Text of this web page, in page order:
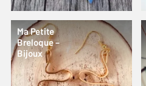
Ma Petite
Breloque –
Bijoux